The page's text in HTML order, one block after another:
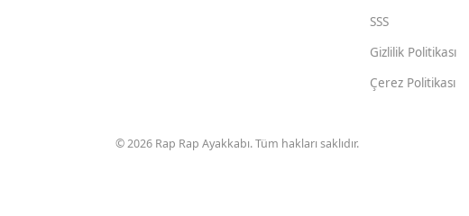
SSS
Gizlilik Politikası
Çerez Politikası
©2026 Rap Rap Ayakkabı. Tüm hakları saklıdır.